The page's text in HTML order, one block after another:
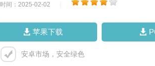
时间：2025-02-02
苹果下载
安卓市场，安全绿色